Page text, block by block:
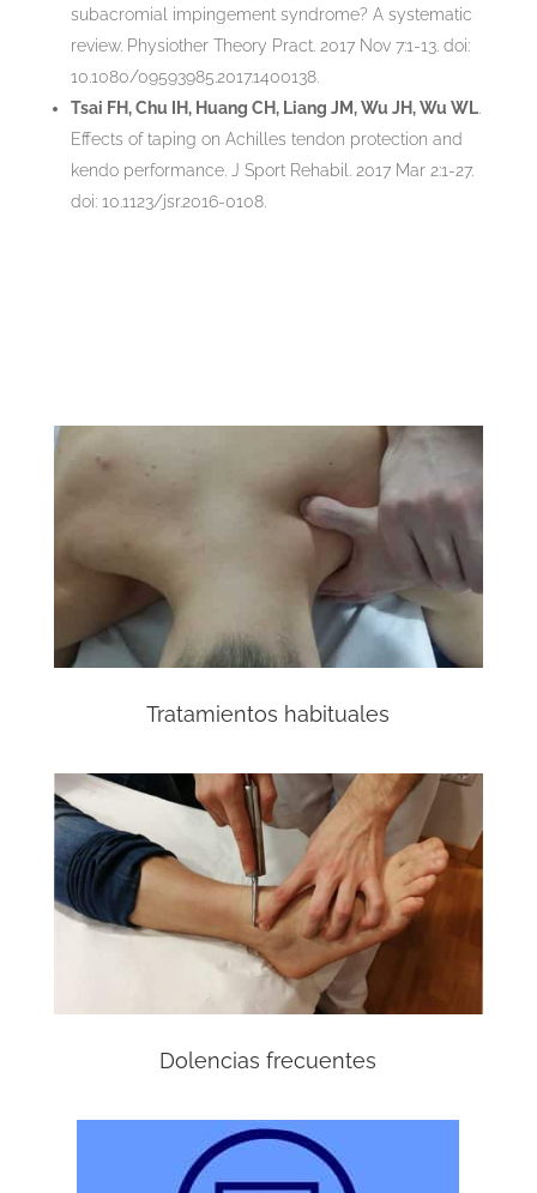
subacromial impingement syndrome? A systematic
review. Physiother Theory Pract. 2017 Nov 7:1-13. doi:
10.1080/09593985.2017.1400138.
Tsai FH, Chu IH, Huang CH, Liang JM, Wu JH, Wu WL.
Effects of taping on Achilles tendon protection and
kendo performance. J Sport Rehabil. 2017 Mar 2:1-27.
doi: 10.1123/jsr.2016-0108.
Tratamientos habituales
Dolencias frecuentes